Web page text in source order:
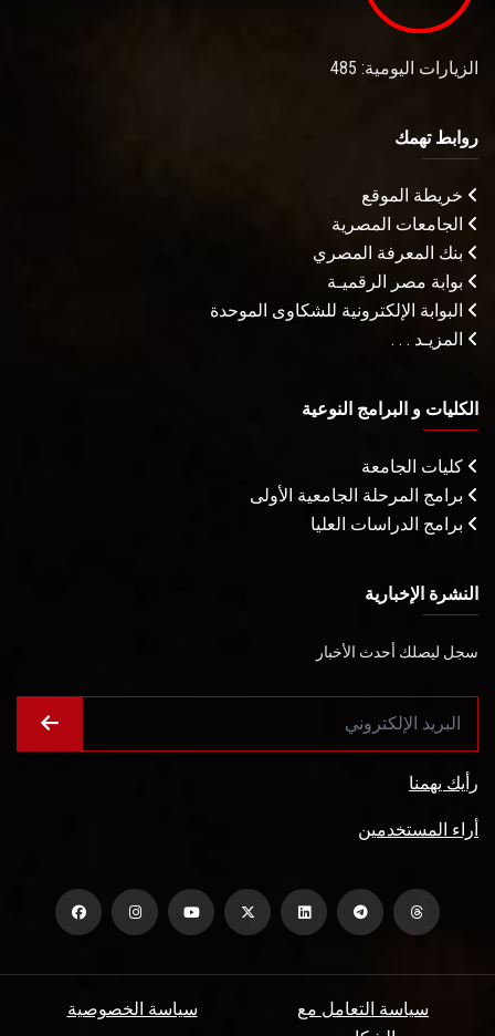
الزيارات اليومية: 485
روابط تهمك
خريطة الموقع
الجامعات المصرية
بنك المعرفة المصري
بوابة مصر الرقميـة
البوابة الإلكترونية للشكاوى الموحدة
المزيـد . . .
الكليات و البرامج النوعية
كليات الجامعة
برامج المرحلة الجامعية الأولى
برامج الدراسات العليا
النشرة الإخبارية
سجل ليصلك أحدث الأخبار
رأيك يهمنا
أراء المستخدمين
سياسة الخصوصية
سياسة التعامل مع